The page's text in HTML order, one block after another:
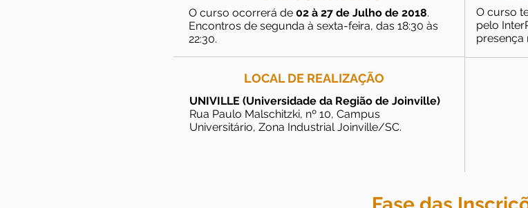
O curso ocorrerá de 02 à 27 de Julho de 2018.
Encontros de segunda à sexta-feira, das 18:30 às
22:30.
O curso
pelo
presença
LOCAL DE REALIZAÇÃO
UNIVILLE (Universidade da Região de Joinville)
Rua Paulo Malschitzki, nº 10, Campus
Universitário, Zona Industrial Joinville/SC.